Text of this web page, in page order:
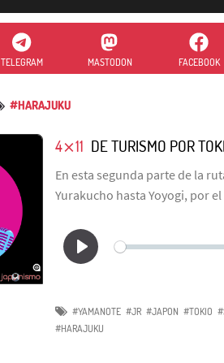
TELEGRAM MASTODON FACEBOOK
#HARAJUKU
4⨯11 DE TURISMO POR
En esta segunda parte de la
Yurakucho hasta Yoyogi, por
#YAMANOTE #JR #JAPON #TOKIO
#HARAJUKU